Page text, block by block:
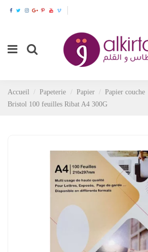
Accueil Papeterie Papier Papier couche
Bristol 100 feuilles Ribat A4 300G